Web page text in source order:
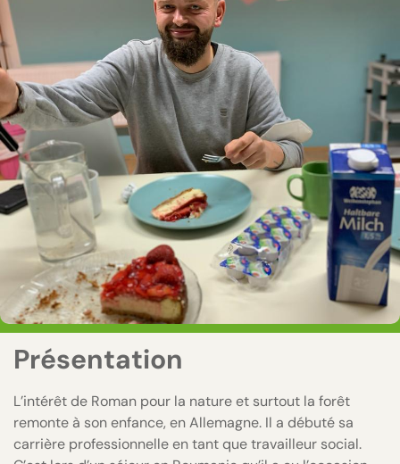
Présentation
L’intérêt de Roman pour la nature et surtout la forêt
remonte à son enfance, en Allemagne. Il a débuté sa
carrière professionnelle en tant que travailleur social.